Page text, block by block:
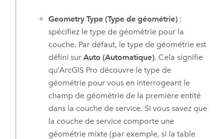
Geometry Type (Type de géométrie) :
spécifiez le type de géométrie pour la
couche. Par défaut, le type de géométrie est
défini surAuto (Automatique). Cela signifie
qu’ArcGIS Pro découvre le type de
géométrie pour vous en interrogeant le
champ de géométrie de la première entité
dans la couche de service. Si vous savez que
la couche de service comporte une
géométrie mixte (par exemple, si la table